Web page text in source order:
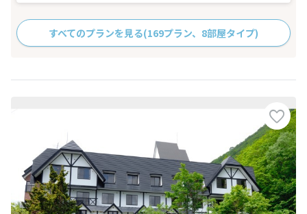
すべてのプランを見る(169プラン、8部屋タイプ)